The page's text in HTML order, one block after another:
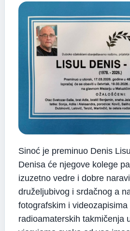
Sinoć je preminuo Denis
Denisa će njegove kolege
izuzetno vedre i dobre
druželjubivog i srdačnog a
fotografskim i videozapisima
radioamaterskih takmičenja